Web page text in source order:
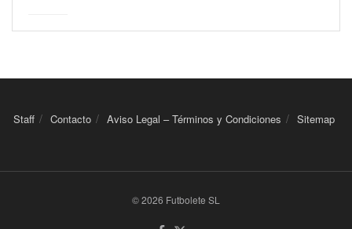
Staff Contacto Aviso Legal – Términos y Condiciones Sitemap
© 2026 Futbolete SL